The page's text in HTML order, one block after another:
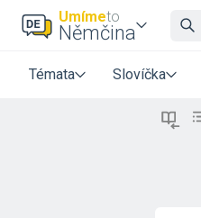
Umímeto
Němčina
Témata Slovíčka